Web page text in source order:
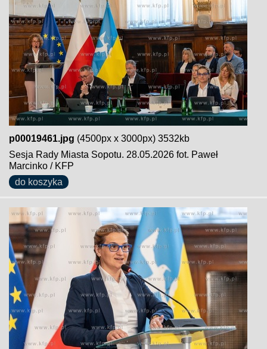
p00019461.jpg (4500px x 3000px) 3532kb
Sesja Rady Miasta Sopotu. 28.05.2026 fot. Paweł
Marcinko / KFP
do koszyka